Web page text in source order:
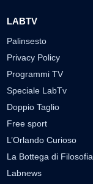
LABTV
Palinsesto
Privacy Policy
Programmi TV
Speciale LabTv
Doppio Taglio
Free sport
L’Orlando Curioso
La Bottega di Filosofia
Labnews